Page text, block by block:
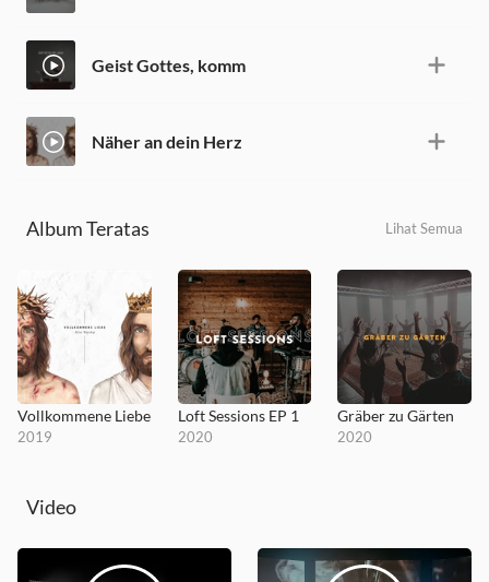
Geist Gottes, komm
Näher an dein Herz
Album Teratas Lihat Semua
Vollkommene Liebe
2019
Loft Sessions EP 1
2020
Gräber zu Gärten
2020
Video